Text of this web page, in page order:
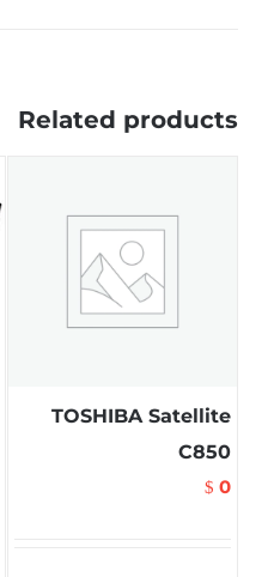
Related products
TOSHIBA Satellite
C850
$ 0